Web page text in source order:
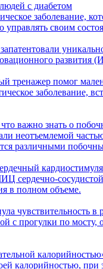
с диабетом
заболевание,
своим
развития
тренажер помог
заболевание,
важно знать о
неотъемлемой
различными
сердечно-
в полном объеме.
чувствительность
с прогулки по
калорийностью, при